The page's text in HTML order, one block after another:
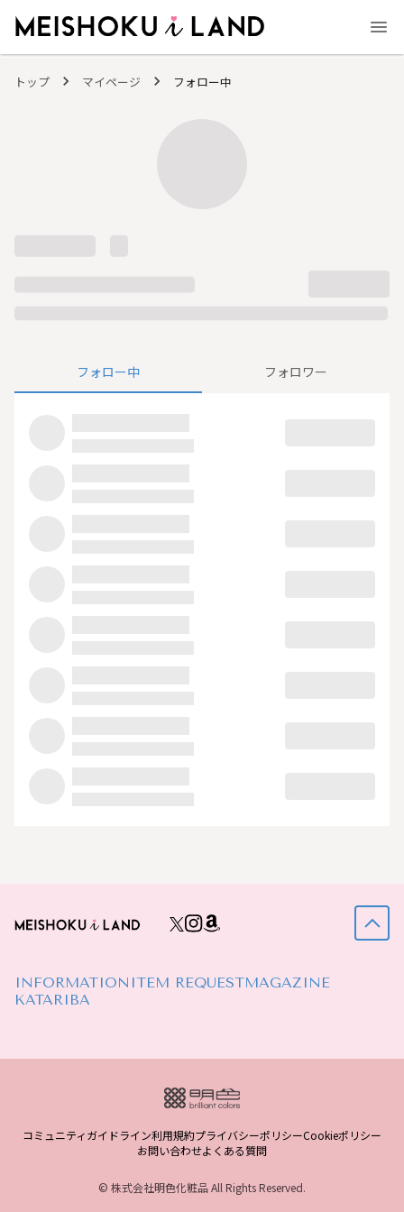
トップ マイページ フォロー中
フォロー中 フォロワー
INFORMATION ITEM REQUESTMAGAZINE
KATARIBA
コミュニティガイドライン利用規約プライバシーポリシーCookieポリシー
お問い合わせよくある質問
© 株式会社明色化粧品 All Rights Reserved.